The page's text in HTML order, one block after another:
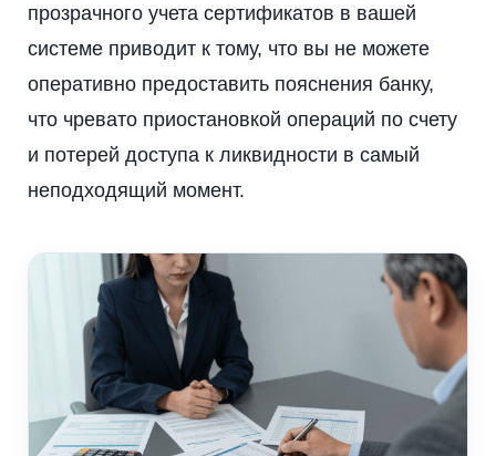
прозрачного учета сертификатов в вашей
системе приводит к тому, что вы не можете
оперативно предоставить пояснения банку,
что чревато приостановкой операций по счету
и потерей доступа к ликвидности в самый
неподходящий момент.